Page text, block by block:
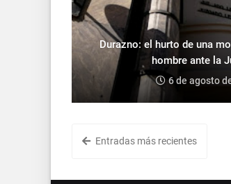
Durazno: el hurto de una
hombre ante la
6 de agosto
Entradas más recientes